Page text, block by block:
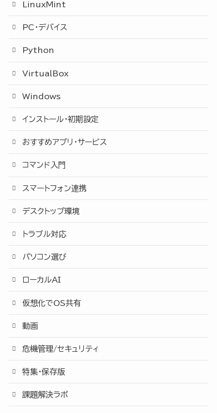
LinuxMint
PC・デバイス
Python
VirtualBox
Windows
インストール・初期設定
おすすめアプリ・サービス
コマンド入門
スマートフォン連携
デスクトップ環境
トラブル対応
パソコン選び
ローカルAI
仮想化でOS共有
動画
危機管理/セキュリティ
特集・保存版
課題解決ラボ